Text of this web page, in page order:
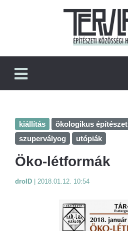
kiállítás ökologikus építészet
szupervályog
utópiák
Öko-létformák
droID 2018.01.12. 10:54